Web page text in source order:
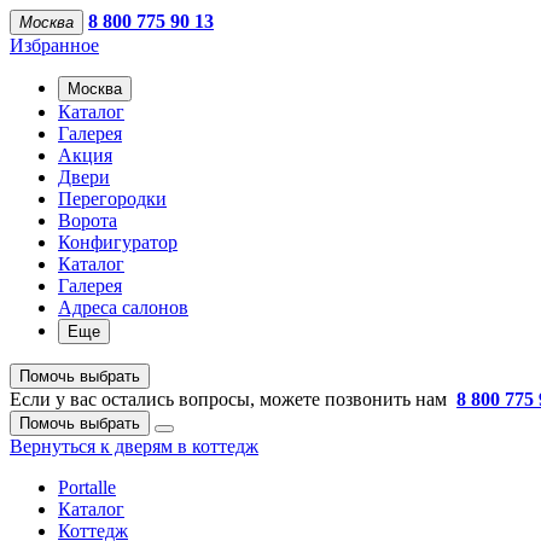
Москва
8 800 775 90 13
Избранное
Москва
Каталог
Галерея
Акция
Двери
Перегородки
Ворота
Конфигуратор
Каталог
Галерея
Адреса салонов
Еще
Помочь выбрать
Если у вас остались вопросы, можете позвонить нам 8 800 775
Помочь выбрать
Вернуться к дверям в коттедж
Portalle
Каталог
Коттедж